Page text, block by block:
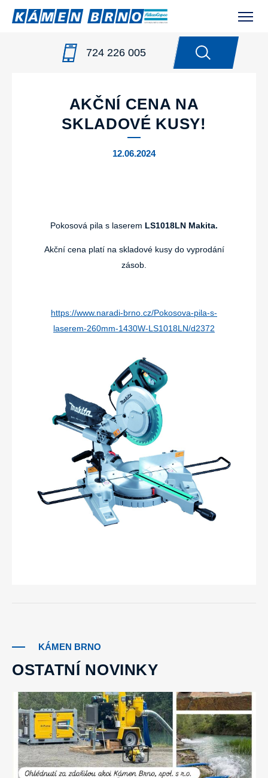
724 226 005
AKČNÍ CENA NA SKLADOVÉ KUSY!
AKČNÍ CENA NA
SKLADOVÉ KUSY!
12.06.2024
Pokosová pila s laserem LS1018LN Makita.
Akční cena platí na skladové kusy do vyprodání
zásob.
https://www.naradi-brno.cz/Pokosova-pila-s-
laserem-260mm-1430W-LS1018LN/d2372
KÁMEN BRNO
OSTATNÍ NOVINKY